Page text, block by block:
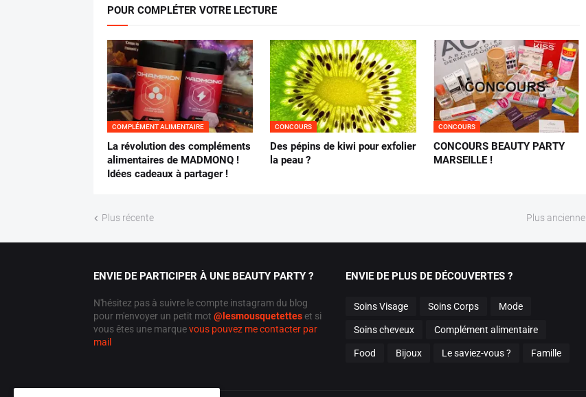
POUR COMPLÉTER VOTRE LECTURE
COMPLÉMENT ALIMENTAIRE
La révolution des compléments
alimentaires de MADMONQ !
Idées cadeaux à partager !
CONCOURS
Des pépins de kiwi pour exfolier
la peau ?
CONCOURS
CONCOURS BEAUTY PARTY
MARSEILLE !
Plus récente Plus ancienne
ENVIE DE PARTICIPER À UNE BEAUTY PARTY ?
N'hésitez pas à suivre le compte instagram du blog
pour m'envoyer un petit mot @lesmousquetetteset si
vous êtes une marquevous pouvez me contacter par
mail
ENVIE DE PLUS DE DÉCOUVERTES ?
Soins Visage Soins Corps Mode
Soins cheveux Complément alimentaire
Food Bijoux Le saviez-vous ? Famille